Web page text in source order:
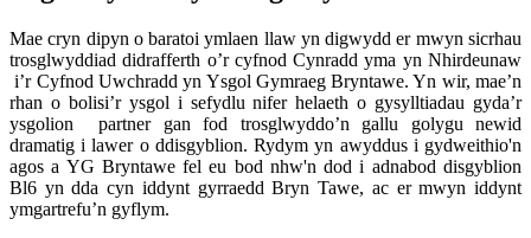
Mae cryn dipyn o baratoi ymlaen llaw yn digwydd er mwyn sicrhau
trosglwyddiad didrafferth o’r cyfnod Cynradd yma yn Nhirdeunaw
i’r Cyfnod Uwchradd yn Ysgol Gymraeg Bryntawe. Yn wir, mae’n
rhan o bolisi’r ysgol i sefydlu nifer helaeth o gysylltiadau gyda’r
ysgolion partner gan fod trosglwyddo’n gallu golygu newid
dramatig i lawer o ddisgyblion. Rydym yn awyddus i gydweithio'n
agos a YG Bryntawe fel eu bod nhw'n dod i adnabod disgyblion
Bl6 yn dda cyn iddynt gyrraedd Bryn Tawe, ac er mwyn iddynt
ymgartrefu’n gyflym.